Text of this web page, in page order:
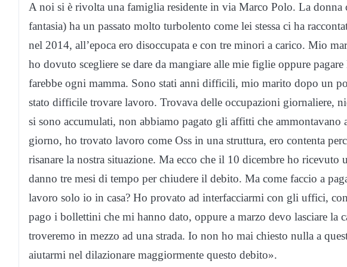
A noi si è rivolta una famiglia residente in via Marco Polo. La donna
fantasia) ha un passato molto turbolento come lei stessa ci ha
nel 2014, all’epoca ero disoccupata e con tre minori a carico. Mio
ho dovuto scegliere se dare da mangiare alle mie figlie oppure
farebbe ogni mamma. Sono stati anni difficili, mio marito dopo un
stato difficile trovare lavoro. Trovava delle occupazioni giornaliere,
si sono accumulati, non abbiamo pagato gli affitti che ammontavano
giorno, ho trovato lavoro come Oss in una struttura, ero contenta
risanare la nostra situazione. Ma ecco che il 10 dicembre ho ricevuto
danno tre mesi di tempo per chiudere il debito. Ma come faccio a
lavoro solo io in casa? Ho provato ad interfacciarmi con gli uffici,
pago i bollettini che mi hanno dato, oppure a marzo devo lasciare la
troveremo in mezzo ad una strada. Io non ho mai chiesto nulla a
aiutarmi nel dilazionare maggiormente questo debito».